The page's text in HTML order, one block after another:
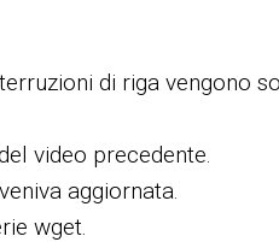
di riga vengono
video precedente.
aggiornata.
wget.